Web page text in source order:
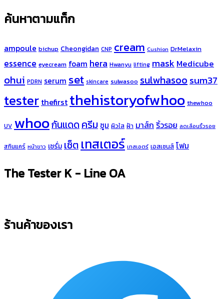
ค้นหาตามแท็ก
ampoule bichup Cheongidan CNP cream Cushion DrMelaxin
essence eyecream foam hera Hwanyu lifting mask Medicube
ohui PDRN serum set skincare sulwasoo sulwhasoosum37
tester thefirst thehistoryofwhoo thewhoo
UV whooกันแดดครีม ซูม ผิวใส ฝ้า มาส์ก ริ้วรอย ลดเลือนริ้วรอย
สกินแคร์ หน้าขาว เซรั่มเซ็ต เทสเตอร์ เทสเอตร์ เอสเซนส์ โฟม
The Tester K - Line OA
ร้านค้าของเรา